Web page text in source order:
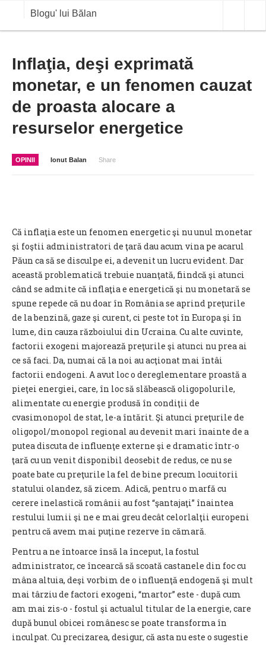
Blogu' lui Bălan
OPINII
ANALIZE
BLOG IN DIALOG
STIRI
CURS VALUTAR IN TIMP REAL
Inflaţia, deşi exprimată
monetar, e un fenomen cauzat
de proasta alocare a
resurselor energetice
OPINII Ionut Balan Share
Că inflaţia este un fenomen energetic şi nu unul monetar
şi foştii administratori de ţară dau acum vina pe acarul
Păun ca să se disculpe ei, a devenit un lucru evident. Dar
această problematică trebuie nuanţată, fiindcă şi atunci
când se admite că inflaţia e energetică şi nu monetară se
spune repede că nu doar în România se aprind preţurile
de la benzină, gaze şi curent, ci peste tot în Europa şi în
lume, din cauza războiului din Ucraina. Cu alte cuvinte,
factorii exogeni majorează preţurile şi atunci nu prea ai
ce să faci. Da, numai că la noi au acţionat mai întâi
factorii endogeni. A avut loc o dereglementare proastă a
pieţei energiei, care, în loc să slăbească oligopolurile,
alimentate cu energie produsă în condiţii de
cvasimonopol de stat, le-a întărit. Şi atunci preţurile de
oligopol/monopol regional au devenit mari înainte de a
putea discuta de influenţe externe şi e dramatic într-o
ţară cu un venit disponibil deosebit de redus, ce nu se
poate bate cu preţurile la fel de bine precum locuitorii
statului olandez, să zicem. Adică, pentru o marfă cu
cerere inelastică românii au fost “şantajaţi” înaintea
restului lumii şi ne e mai greu decât celorlalţii europeni
pentru că avem mai puţine rezerve în cămară.
Pentru a ne întoarce însă la început, la fostul
administrator, ce încearcă să scoată castanele din foc cu
mâna altuia, deşi vorbim de o influenţă endogenă şi mult
mai târziu de factori exogeni, “martor” este - după cum
am mai zis-o - fostul şi actualul titular de la energie, care
după bunul obicei românesc se poate transforma în
inculpat. Cu precizarea, desigur, că asta nu este o sugestie